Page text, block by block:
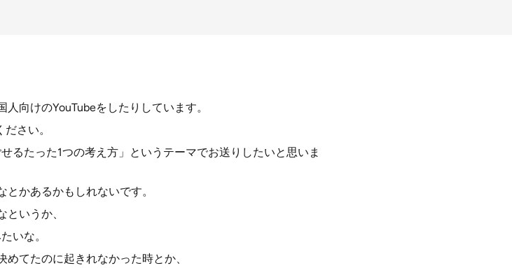
向けのYouTubeをしたりしています。
さい。
るたった1つの考え方」というテーマでお送りしたいと思いま
かあるかもしれないです。
いうか、
いな。
てたのに起きれなかった時とか、